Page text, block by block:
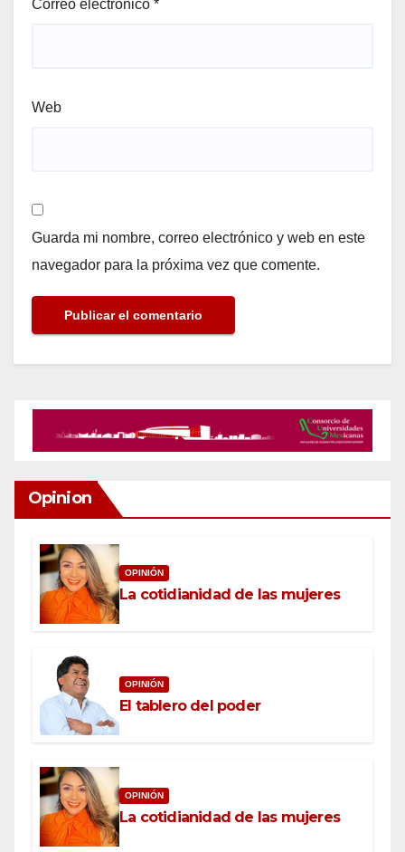
Correo electrónico *
Web
Guarda mi nombre, correo electrónico y web en este
navegador para la próxima vez que comente.
Opinion
OPINIÓN
La cotidianidad de las mujeres
OPINIÓN
El tablero del poder
OPINIÓN
La cotidianidad de las mujeres